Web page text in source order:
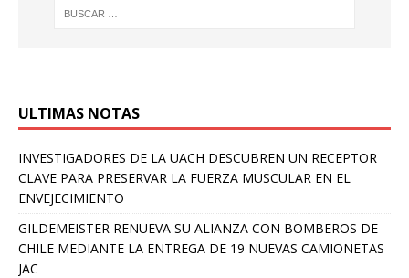
ULTIMAS NOTAS
INVESTIGADORES DE LA UACH DESCUBREN UN RECEPTOR
CLAVE PARA PRESERVAR LA FUERZA MUSCULAR EN EL
ENVEJECIMIENTO
GILDEMEISTER RENUEVA SU ALIANZA CON BOMBEROS DE
CHILE MEDIANTE LA ENTREGA DE 19 NUEVAS CAMIONETAS
JAC